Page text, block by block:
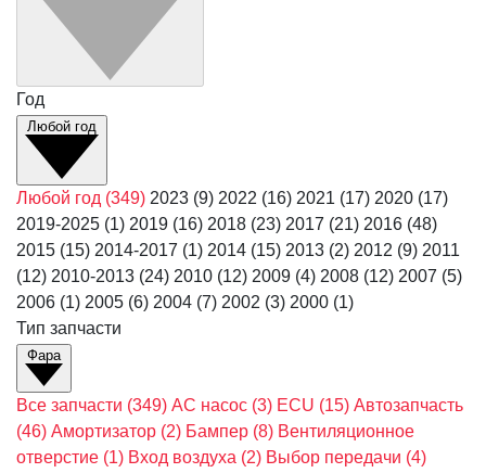
Год
Любой год
Любой год (349) 2023 (9) 2022 (16) 2021 (17) 2020 (17)
2019-2025 (1) 2019 (16) 2018 (23) 2017 (21) 2016 (48)
2015 (15) 2014-2017 (1) 2014 (15) 2013 (2) 2012 (9) 2011
(12) 2010-2013 (24) 2010 (12) 2009 (4) 2008 (12) 2007 (5)
2006 (1) 2005 (6) 2004 (7) 2002 (3) 2000 (1)
Тип запчасти
Фара
Все запчасти (349) AC насос (3) ECU (15) Автозапчасть
(46) Амортизатор (2) Бампер (8) Вентиляционное
отверстие (1) Вход воздуха (2) Выбор передачи (4)